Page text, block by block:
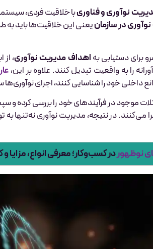
نوآوری و فناوریبا خلاقیت فردی،
در سازمانیعنی این خلاقیت‌ها باید به
برای دستیابی بهاهداف مدیریت نوآوری، از
را به واقعیت تبدیل کنند. علاوه بر این،
داخلی خود را شناسایی کنند، اجرای
موجود در فرآیندهای خود را بررسی کرده و
می‌کنند. در نتیجه، مدیریت نوآوری نه‌تنها
نوظهوردر کسب‌وکار؛ معرفی انواع، مزایا و